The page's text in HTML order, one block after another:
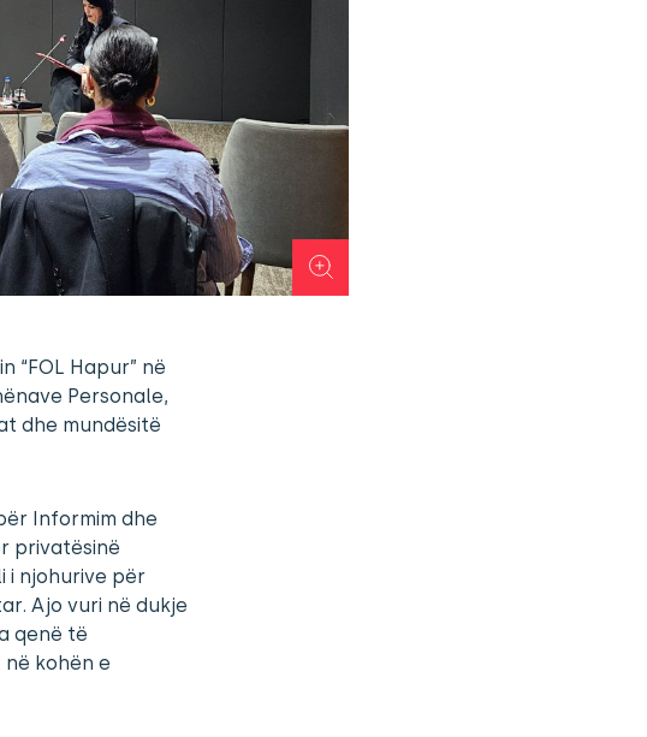
“FOL Hapur” në
Personale,
dhe mundësitë
Informim dhe
privatësinë
i njohurive për
Ajo vuri në dukje
qenë të
kohën e